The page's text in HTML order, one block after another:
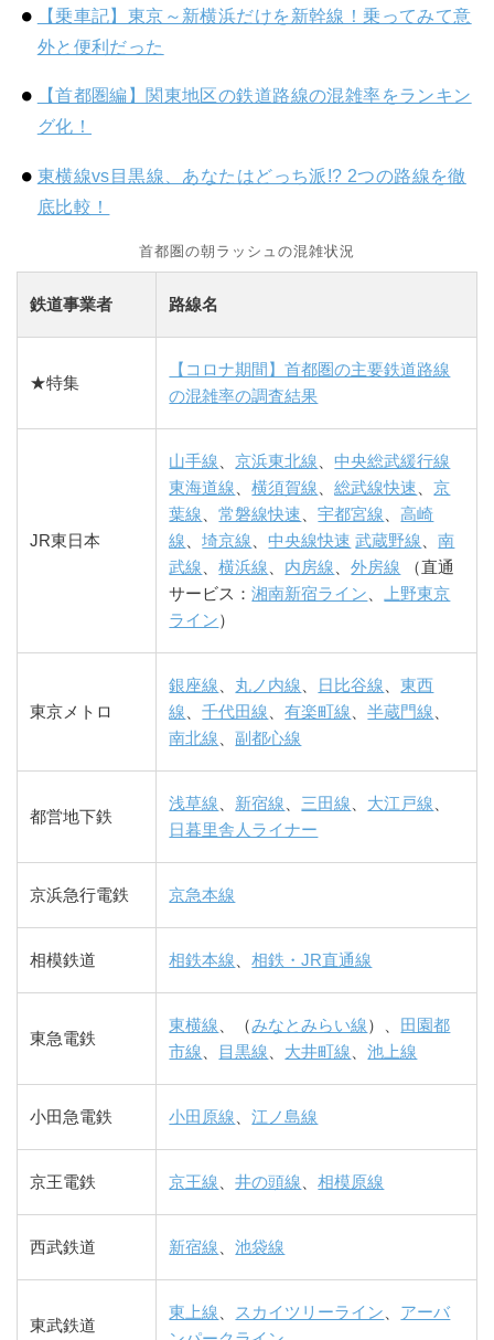
【乗車記】東京～新横浜だけを新幹線！乗ってみて意
外と便利だった
【首都圏編】関東地区の鉄道路線の混雑率をランキン
グ化！
東横線vs目黒線、あなたはどっち派!? 2つの路線を徹
底比較！
首都圏の朝ラッシュの混雑状況
鉄道事業者 路線名
★特集
【コロナ期間】首都圏の主要鉄道路線
の混雑率の調査結果
JR東日本
山手線 、京浜東北線 、中央総武緩行線
東海道線 、横須賀線 、総武線快速 、京
葉線 、常磐線快速 、宇都宮線 、高崎
線 、埼京線 、中央線快速 武蔵野線 、南
武線 、横浜線 内房線 、外房線 （直通
サービス：湘南新宿ライン
上野東京
ライン）
東京メトロ
銀座線 丸ノ内線 日比谷線 、東西
線 、千代田線 、有楽町線 、半蔵門線
南北線 、副都心線
都営地下鉄
浅草線 新宿線 三田線 大江戸線
日暮里舎人ライナー
京浜急行電鉄 京急本線
相模鉄道 相鉄本線 、相鉄・JR直通線
東急電鉄
東横線 、（みなとみらい線）、 田園都
市線
目黒線 大井町線 、池上線
小田急電鉄 小田原線 、江ノ島線
京王電鉄 京王線 、井の頭線 、相模原線
西武鉄道 新宿線 、池袋線
東武鉄道
東上線 スカイツリーライン
アーバ